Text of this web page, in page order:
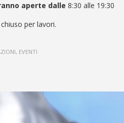
aperte dalle 8:30 alle 19:30
per lavori.
EVENTI